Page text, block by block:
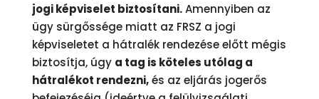
jogi képviselet biztosítani.Amennyiben az
ügy sürgőssége miatt az FRSZ a jogi
képviseletet a hátralék rendezése előtt mégis
biztosítja, úgy a tag is köteles utólag a
hátralékot rendezni,és az eljárás jogerős